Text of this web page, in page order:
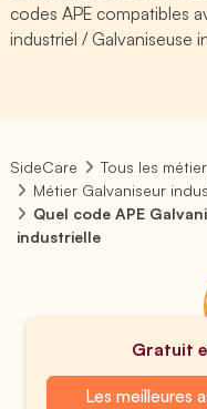
codes APE compatibles
industriel / Galvaniseuse
SideCare
Tous les
Métier Galvaniseur
Quel code APE
industrielle
Gratuit
Les meilleures